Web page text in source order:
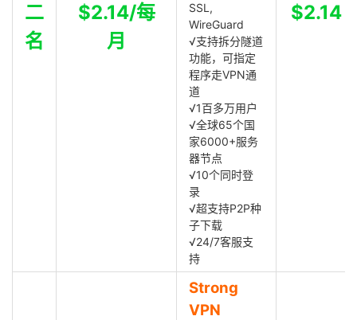
二
名
$2.14/每
月
SSL,
WireGuard
√支持拆分隧道
功能，可指定
程序走VPN通
道
√1百多万用户
√全球65个国
家6000+服务
器节点
√10个同时登
录
√超支持P2P种
子下载
√24/7客服支
持
$2.14
Strong
VPN